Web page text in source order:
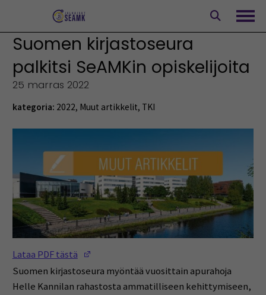
Suomen kirjastoseura
palkitsi SeAMKin opiskelijoita
25 marras 2022
kategoria: 2022, Muut artikkelit, TKI
Lataa PDF tästä
Suomen kirjastoseura myöntää vuosittain apurahoja
Helle Kannilan rahastosta ammatilliseen kehittymiseen,